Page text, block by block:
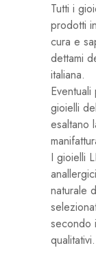
Tutti i
prodotti
cura e
dettami
italiana.
gioielli
esaltano
I gioielli
naturale
secondo
qualitativi.